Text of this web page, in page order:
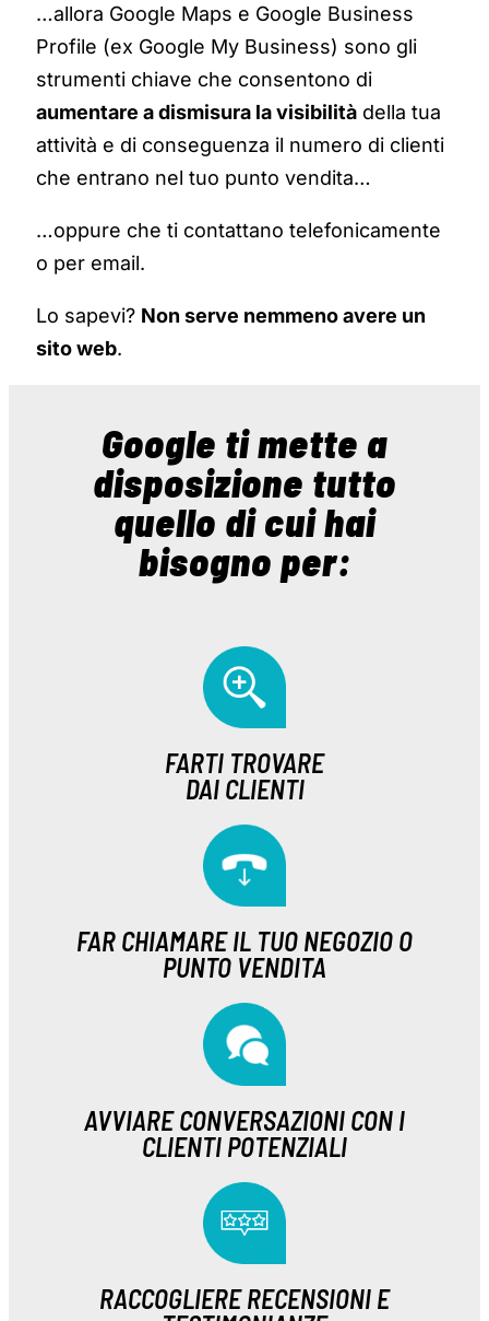
…allora Google Maps e Google Business
Profile (ex Google My Business) sono gli
strumenti chiave che consentono di
aumentare a dismisura la visibilità della tua
attività e di conseguenza il numero di clienti
che entrano nel tuo punto vendita…
…oppure che ti contattano telefonicamente
o per email.
Lo sapevi? Non serve nemmeno avere un
sito web.
Google ti mette a
disposizione tutto
quello di cui hai
bisogno per:
FARTI TROVARE
DAI CLIENTI
FAR CHIAMARE IL TUO NEGOZIO O
PUNTO VENDITA
AVVIARE CONVERSAZIONI CON I
CLIENTI POTENZIALI
RACCOGLIERE RECENSIONI E